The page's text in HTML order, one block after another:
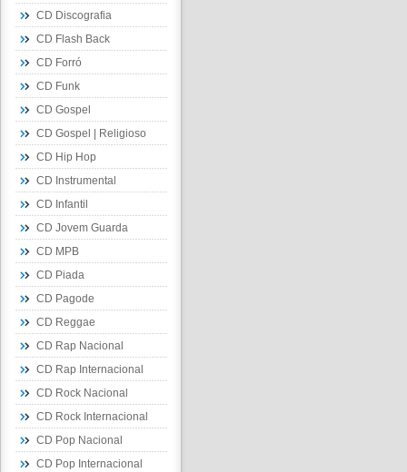
CD Discografia
CD Flash Back
CD Forró
CD Funk
CD Gospel
CD Gospel | Religioso
CD Hip Hop
CD Instrumental
CD Infantil
CD Jovem Guarda
CD MPB
CD Piada
CD Pagode
CD Reggae
CD Rap Nacional
CD Rap Internacional
CD Rock Nacional
CD Rock Internacional
CD Pop Nacional
CD Pop Internacional